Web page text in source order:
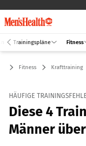
Trainingspläne Fitness
Fitness Krafttraining
HÄUFIGE
Diese 4
Männer